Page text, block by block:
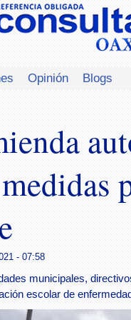
Opinión Blogs
- 07:58
municipales,
escolar de